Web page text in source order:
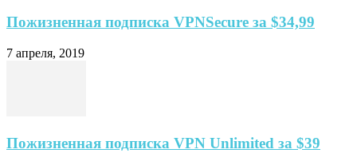
Пожизненная подписка VPNSecure за $34,99
7 апреля, 2019
Пожизненная подписка VPN Unlimited за $39